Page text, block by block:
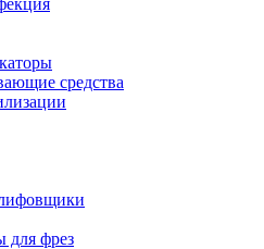
средства
для фрез